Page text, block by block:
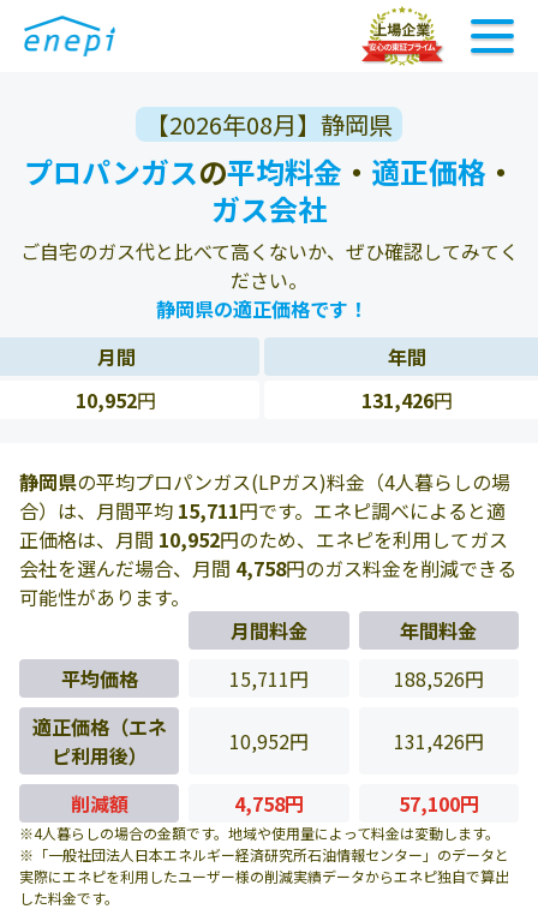
【2026年08月】静岡県
プロパンガスの平均料金 ・ 適正価格 ・
ガス会社
ご自宅のガス代と比べて高くないか、ぜひ確認してみてく
ださい。
静岡県の適正価格です！
月間
年間
10,952円 131,426円
静岡県の平均プロパンガス(LPガス)料金（4人暮らしの場
合）は、月間平均 15,711円です。エネピ調べによると適
正価格は、月間 10,952円のため、エネピを利用してガス
会社を選んだ場合、月間 4,758円のガス料金を削減できる
可能性があります。
月間料金
年間料金
平均価格
15,711円
188,526円
適正価格（エネ
ピ利用後）
10,952円 131,426円
削減額 4,758円 57,100円
※4人暮らしの場合の金額です。地域や使用量によって料金は変動します。
※「一般社団法人日本エネルギー経済研究所石油情報センター」のデータと
実際にエネピを利用したユーザー様の削減実績データからエネピ独自で算出
した料金です。